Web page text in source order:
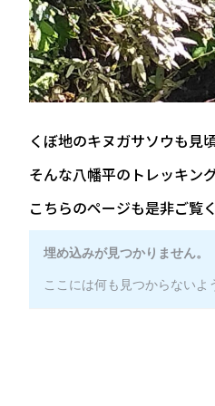
くぼ地のキヌガサソウも見頃
そんな八幡平のトレッキン
こちらのページも是非ご覧